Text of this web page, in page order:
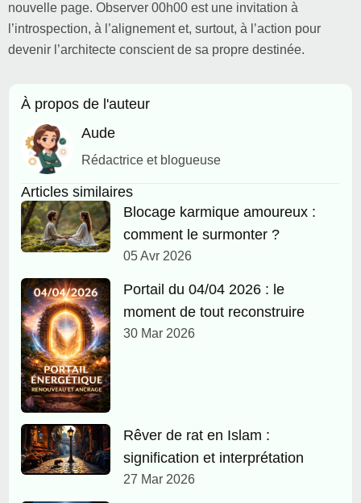
nouvelle page. Observer 00h00 est une invitation à
l’introspection, à l’alignement et, surtout, à l’action pour
devenir l’architecte conscient de sa propre destinée.
À propos de l'auteur
Aude
Rédactrice et blogueuse
Articles similaires
Blocage karmique amoureux :
comment le surmonter ?
05 Avr 2026
Portail du 04/04 2026 : le
moment de tout reconstruire
30 Mar 2026
Rêver de rat en Islam :
signification et interprétation
27 Mar 2026